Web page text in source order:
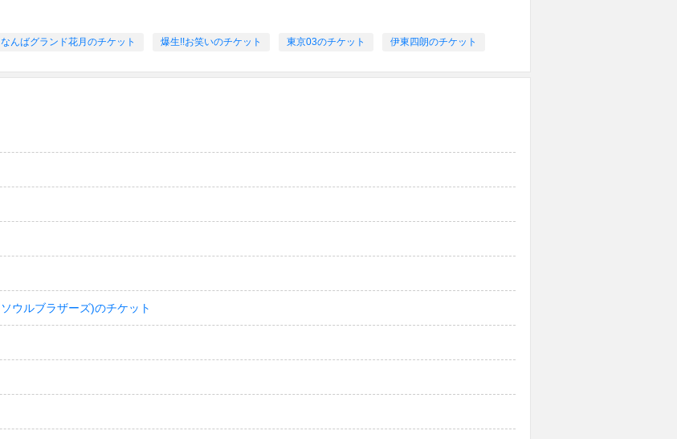
なんばグランド花月のチケット 爆生!!お笑いのチケット 東京03のチケット 伊東四朗のチケット
ウルブラザーズ)のチケット